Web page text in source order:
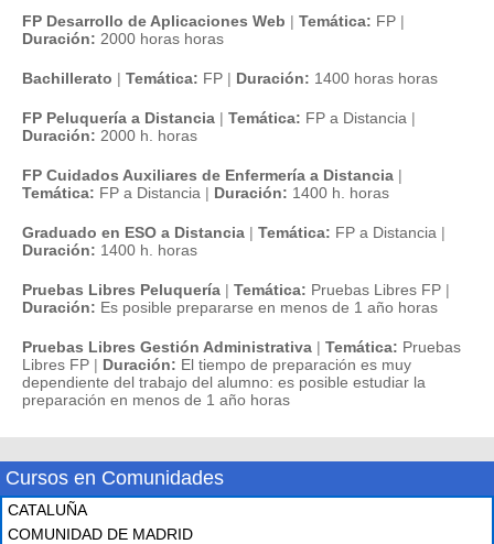
FP Desarrollo de Aplicaciones Web | Temática: FP |
Duración: 2000 horas horas
Bachillerato | Temática: FP | Duración: 1400 horas horas
FP Peluquería a Distancia | Temática: FP a Distancia |
Duración: 2000 h. horas
FP Cuidados Auxiliares de Enfermería a Distancia |
Temática: FP a Distancia | Duración: 1400 h. horas
Graduado en ESO a Distancia | Temática: FP a Distancia |
Duración: 1400 h. horas
Pruebas Libres Peluquería | Temática: Pruebas Libres FP |
Duración: Es posible prepararse en menos de 1 año horas
Pruebas Libres Gestión Administrativa | Temática: Pruebas
Libres FP | Duración: El tiempo de preparación es muy
dependiente del trabajo del alumno: es posible estudiar la
preparación en menos de 1 año horas
Cursos en Comunidades
CATALUÑA
COMUNIDAD DE MADRID